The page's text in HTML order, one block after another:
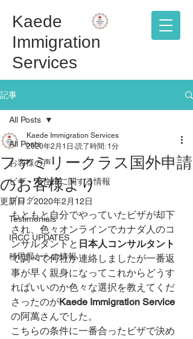
Kaede
Immigration
Services
記事
All Posts
お客様の声
ビザ・永住権に関する情報
ブログ
Testimonials
IRCC UPDATES
移民局からの情報
All Posts
ファミリークラス国外申請
のお客様より
Kaede Immigration Services
2020年2月1日 読了時間: 1分
更新日：2020年2月12日
もともと自分でやっていたビザが却下
され、色々オンラインでカナダ人のコ
ンサルタントと 日本人コンサルタント
で調べて何社か連絡しましたが一番返
事が早く親身になってこれからどうす
ればいいのか色々な選択を教えてくだ
さったのがKaede Immigration Service
の阿萬さんでした。
こちらの条件に一番合ったビザで決め